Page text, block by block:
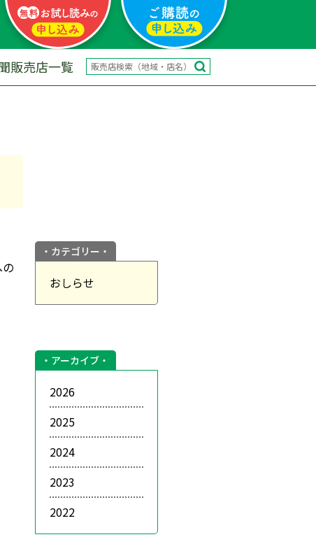
販売店一覧
カテゴリー
おしらせ
アーカイブ
2026
2025
2024
2023
2022